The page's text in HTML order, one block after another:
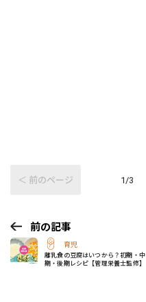
＜ 前のページ 1/3
前の記事
育児
離乳食の豆腐はいつから？初期・中
期・後期レシピ【管理栄養士監修】